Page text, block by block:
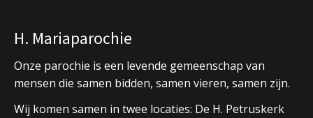
H. Mariaparochie
Onze parochie is een levende gemeenschap van
mensen die samen bidden, samen vieren, samen zijn.
Wij komen samen in twee locaties: De H. Petruskerk